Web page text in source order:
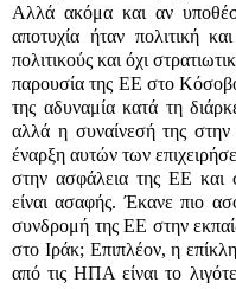
Αλλά ακόμα και αν
αποτυχία ήταν πολιτική
πολιτικούς και όχι
παρουσία της ΕΕ στο
της αδυναμία κατά τη
αλλά η συναίνεσή της
έναρξη αυτών των
στην ασφάλεια της ΕΕ
είναι ασαφής. Έκανε πιο
συνδρομή της ΕΕ στην
στο Ιράκ; Επιπλέον, η
από τις ΗΠΑ είναι το